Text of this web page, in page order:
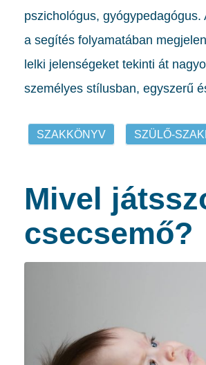
pszichológus, gyógypedagógus.
a segítés folyamatában
lelki jelenségeket tekinti át
személyes stílusban, egyszerű
SZAKKÖNYV SZÜLŐ-
Mivel
csecsemő?